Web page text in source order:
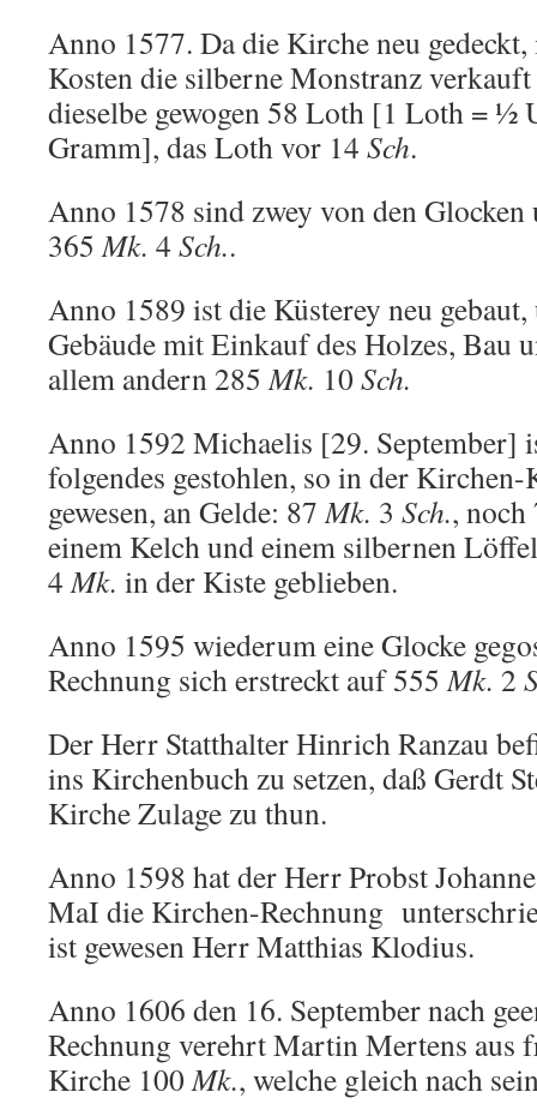
Anno 1577. Da die Kirche neu
Kosten die silberne Monstranz
dieselbe gewogen 58 Loth [1 Loth = ½
Gramm], das Loth vor 14 Sch.
Anno 1578 sind zwey von den Glocken
365Mk. 4 Sch..
Anno 1589 ist die Küsterey neu gebaut,
Gebäude mit Einkauf des Holzes, Bau
allem andern 285 Mk. 10Sch.
Anno 1592 Michaelis [29. September]
folgendes gestohlen, so in der
gewesen, an Gelde: 87Mk. 3 Sch.,
einem Kelch und einem silbernen
4Mk. in der Kiste geblieben.
Anno 1595 wiederum eine Glocke
Rechnung sich erstreckt auf 555Mk. 2
Der Herr Statthalter Hinrich Ranzau
ins Kirchenbuch zu setzen, daß Gerdt
Kirche Zulage zu thun.
Anno 1598 hat der Herr Probst
MaI die Kirchen-Rechnung
ist gewesen Herr Matthias Klodius.
Anno 1606 den 16. September nach
Rechnung verehrt Martin Mertens aus
Kirche 100Mk., welche gleich nach